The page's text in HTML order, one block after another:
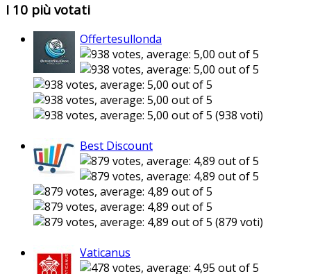
I 10 più votati
Offertesullonda
(938 voti)
Best Discount
(879 voti)
Vaticanus